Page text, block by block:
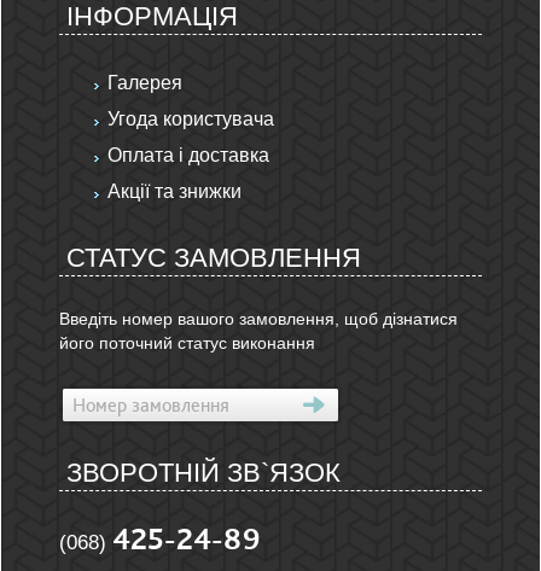
ІНФОРМАЦІЯ
Галерея
Угода користувача
Оплата і доставка
Акції та знижки
СТАТУС ЗАМОВЛЕННЯ
Введіть номер вашого замовлення, щоб дізнатися
його поточний статус виконання
ЗВОРОТНІЙ ЗВ`ЯЗОК
(068) 425-24-89